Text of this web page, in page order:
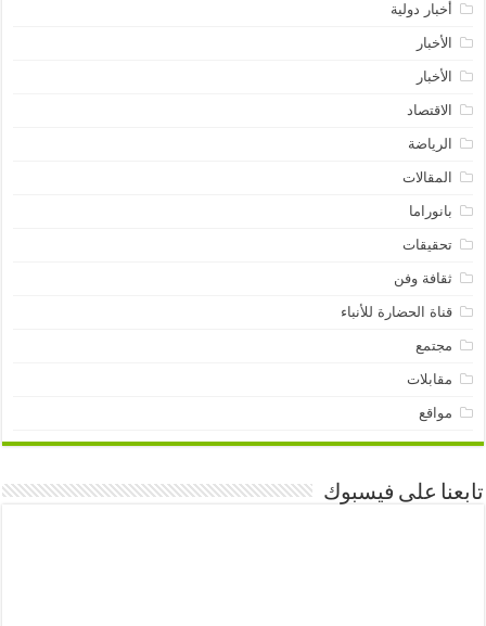
أخبار دولية
الأخبار
الأخبار
الاقتصاد
الرياضة
المقالات
بانوراما
تحقيقات
ثقافة وفن
قناة الحضارة للأنباء
مجتمع
مقابلات
مواقع
تابعنا على فيسبوك